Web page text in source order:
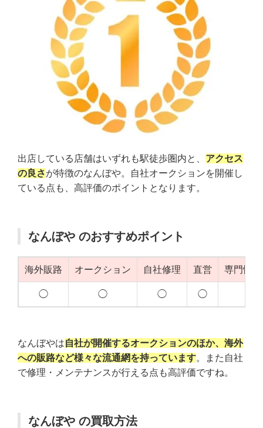
出店している店舗はいずれも駅徒歩圏内と、 アクセス
の良さが特徴のなんぼや。自社オークションを開催し
ている点も、高評価のポイントとなります。
なんぼや のおすすめポイント
海外販路 オークション 自社修理 直営 専門性
◯ ◯ ◯ ◯
なんぼやは自社が開催するオークションのほか、海外
への販路など様々な流通網を持っています。また自社
で修理・メンテナンスが行える点も高評価ですね。
なんぼや の買取方法